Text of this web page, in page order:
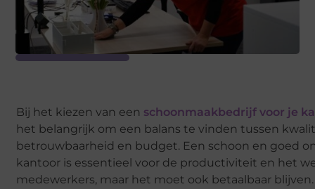
Bij het kiezen van een schoonmaakbedrijf voor je
het belangrijk om een balans te vinden tussen
betrouwbaarheid en budget. Een schoon en goed
kantoor is essentieel voor de productiviteit en het
medewerkers, maar het moet ook betaalbaar